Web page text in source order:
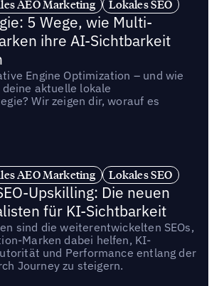
AEO Marketing Lokales SEO
5 Wege, wie Multi-
ihre AI-Sichtbarkeit
Engine Optimization – und wie
aktuelle lokale
Wir zeigen dir, worauf es
AEO Marketing Lokales SEO
Upskilling: Die neuen
für KI-Sichtbarkeit
sind die weiterentwickelten SEOs,
Marken dabei helfen, KI-
und Performance entlang der
Journey zu steigern.